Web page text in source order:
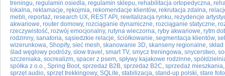
treningu, regulamin osiedla, regulamin sklepu, rehabilitacja ortopedyczna,
lokalna, reklamacje, rękojmia, rekomendacje klientów, rekrutacja zdalna,
mebli, reportaż, research UX, REST API , rewitalizacja rynku, rezydencje
akwariowe, router domowy, rozciąganie dynamiczne, rozciąganie statyczne,
rzeczywistość, rozwój emocjonalny, rutyna wieczorna, ryby akwariowe, rytm
rodzinny, sanatoria, sąsiedzkie relacje, ściółkowanie, segmentacja klientów,
wizerunkowa, Shopify, sieć mesh, skanowanie 3D, skanseny regionalne,
ślad węglowy podróży, slow travel , smart TV, smycz treningowa, snycerstwo,
szczeniaka, socrealizm, spacer z psem, spływy kajakowe rodzinne,
spółka z o.o., Spring Boot, sprzedaż B2B, sprzedaż B2C, sprzedaż mieszkania
sprzęt audio, sprzęt trekkingowy, SQLite, stabilizacja, stand-up polski, stare